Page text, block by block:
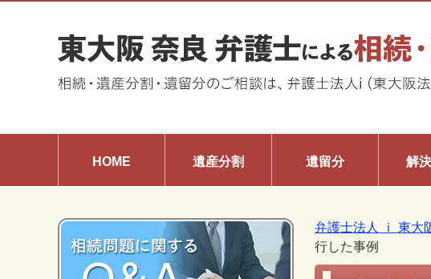
HOME 遺産分割 遺留分 解
弁護士法人 ｉ 東
行した事例